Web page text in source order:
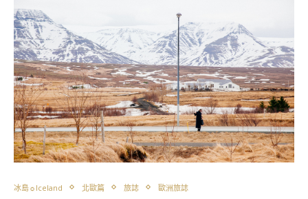
冰島☼Iceland 北歐篇 旅誌 歐洲旅誌